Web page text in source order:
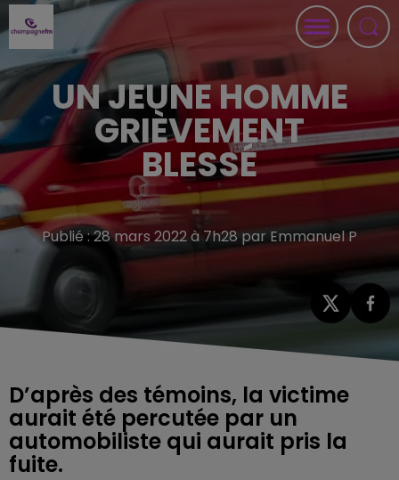
UN JEUNE HOMME
GRIÈVEMENT
BLESSÉ
Publié : 28 mars 2022 à 7h28 par Emmanuel P
D’après des témoins, la victime
aurait été percutée par un
automobiliste qui aurait pris la
fuite.